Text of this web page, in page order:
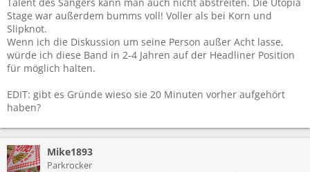
Stage war außerdem bumms voll! Voller als bei Korn und
Slipknot.
Wenn ich die Diskussion um seine Person außer Acht lasse,
würde ich diese Band in 2-4 Jahren auf der Headliner Position
für möglich halten.
EDIT: gibt es Gründe wieso sie 20 Minuten vorher aufgehört
haben?
Mike1893
Parkrocker